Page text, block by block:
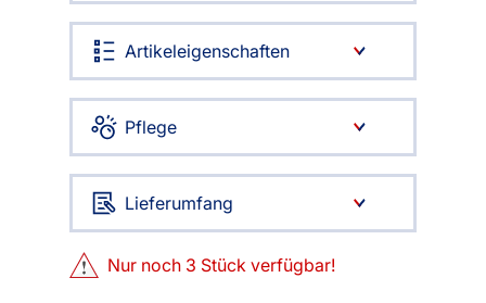
Artikeleigenschaften
Pflege
Lieferumfang
Nur noch 3 Stück verfügbar!